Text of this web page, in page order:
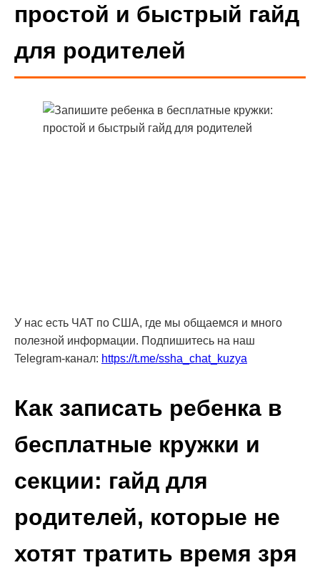
простой и быстрый гайд
для родителей
У нас есть ЧАТ по США, где мы общаемся и много
полезной информации. Подпишитесь на наш
Telegram-канал: https://t.me/ssha_chat_kuzya
Как записать ребенка в
бесплатные кружки и
секции: гайд для
родителей, которые не
хотят тратить время зря